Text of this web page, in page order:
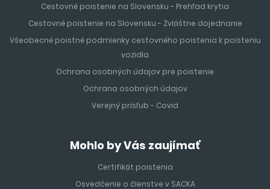
Cestovné poistenie na Slovensku - Prehľad krytia
Cestovné poistenie na Slovensku - Zvláštne dojednanie
Všeobecné poistné podmienky cestovného poistenia k poisteniu
vozidla
Ochrana osobných údajov pre poistenie
Ochrana osobných údajov
Verejný prísľub - Covid
Mohlo by Vás zaujímať
Certifikát poistenia
Osvedčenie o členstve v SACKA